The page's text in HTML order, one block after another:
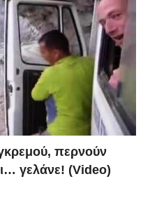
περνούν
γελάνε! (Video)